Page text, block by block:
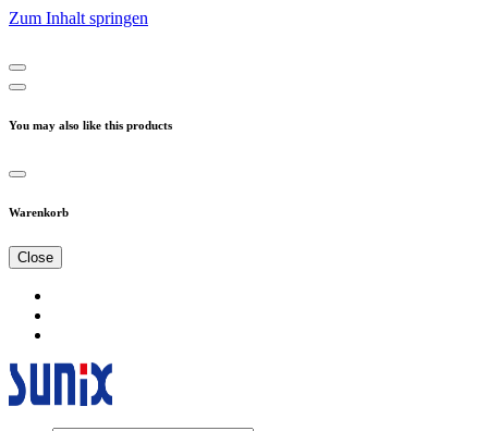
Zum Inhalt springen
You may also like this products
Warenkorb
Close